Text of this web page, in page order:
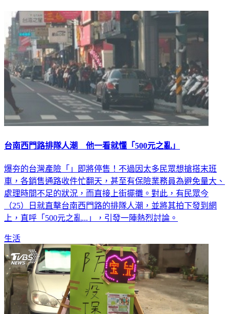
台南西門路排隊人潮 他一看就懂「500元之亂」
爆夯的台灣產險「」即將停售！不過因太多民眾想搶搭末班
車，各銷售通路收件忙翻天，甚至有保險業務員為避免量大、
處理時間不足的狀況，而直接上街擺攤。對此，有民眾今
（25）日就直擊台南西門路的排隊人潮，並將其拍下發到網
上，直呼「500元之亂...」，引發一陣熱烈討論。
生活